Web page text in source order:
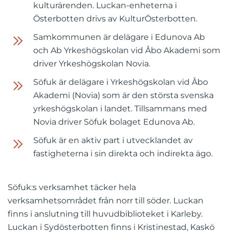
kulturärenden. Luckan-enheterna i
Österbotten drivs av KulturÖsterbotten.
Samkommunen är delägare i Edunova Ab
och Ab Yrkeshögskolan vid Åbo Akademi som
driver Yrkeshögskolan Novia.
Söfuk är delägare i Yrkeshögskolan vid Åbo
Akademi (Novia) som är den största svenska
yrkeshögskolan i landet. Tillsammans med
Novia driver Söfuk bolaget Edunova Ab.
Söfuk är en aktiv part i utvecklandet av
fastigheterna i sin direkta och indirekta ägo.
Söfuk:s verksamhet täcker hela
verksamhetsområdet från norr till söder. Luckan
finns i anslutning till huvudbiblioteket i Karleby.
Luckan i Sydösterbotten finns i Kristinestad, Kaskö